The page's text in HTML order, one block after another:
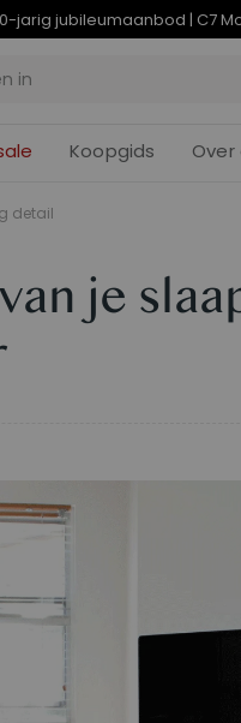
10-jarig jubileumaanbod | E7
Koopgids Over
detail
je